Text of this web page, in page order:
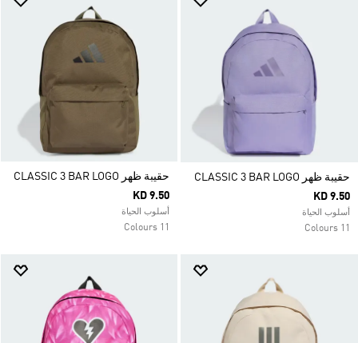
حقيبة ظهر CLASSIC 3 BAR LOGO
KD 9.50
أسلوب الحياة
11 Colours
حقيبة ظهر CLASSIC 3 BAR LOGO
KD 9.50
أسلوب الحياة
11 Colours